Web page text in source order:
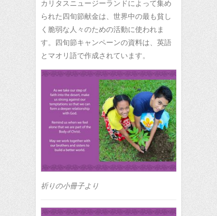
カリタスニュージーランドによって集め
られた四旬節献金は、世界中の最も貧し
く脆弱な人々のための活動に使われま
す。四旬節キャンペーンの資料は、英語
とマオリ語で作成されています。
祈りの小冊子より